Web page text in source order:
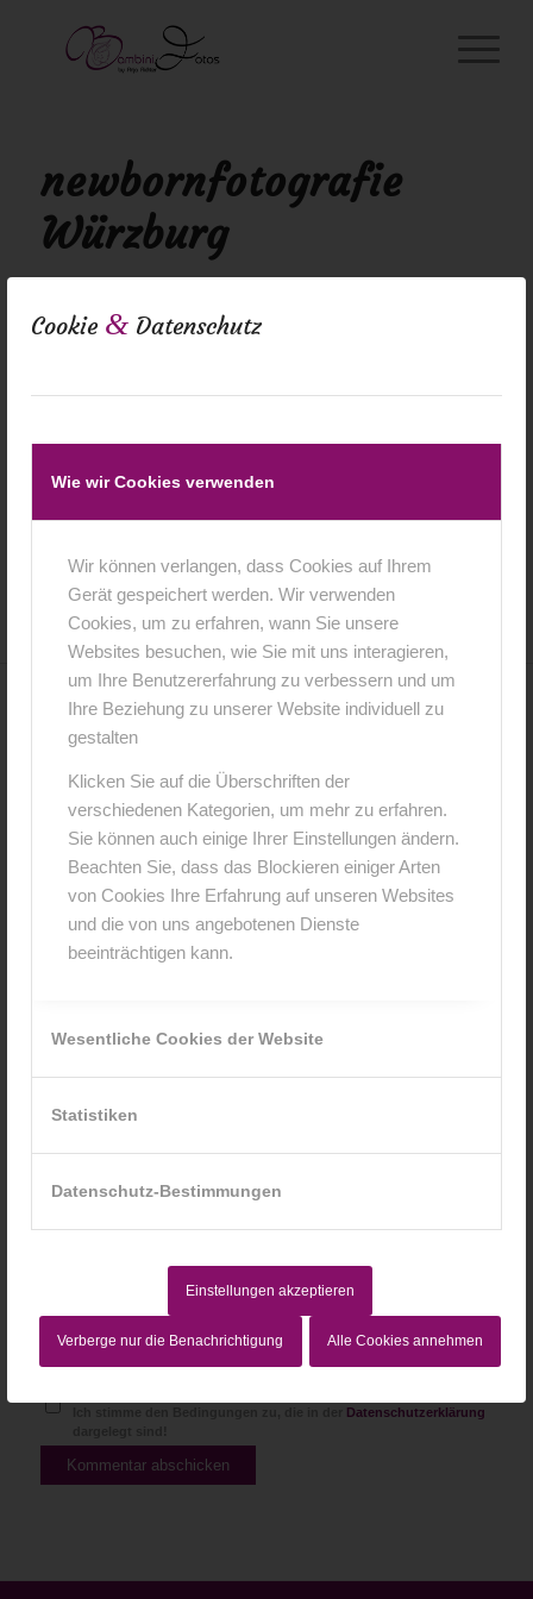
Cookie & Datenschutz
Wie wir Cookies verwenden
Wir können verlangen, dass Cookies auf Ihrem
Gerät gespeichert werden. Wir verwenden
Cookies, um zu erfahren, wann Sie unsere
Websites besuchen, wie Sie mit uns interagieren,
um Ihre Benutzererfahrung zu verbessern und um
Ihre Beziehung zu unserer Website individuell zu
gestalten
Klicken Sie auf die Überschriften der
verschiedenen Kategorien, um mehr zu erfahren.
Sie können auch einige Ihrer Einstellungen ändern.
Beachten Sie, dass das Blockieren einiger Arten
von Cookies Ihre Erfahrung auf unseren Websites
und die von uns angebotenen Dienste
beeinträchtigen kann.
Wesentliche Cookies der Website
Statistiken
Datenschutz-Bestimmungen
Einstellungen akzeptieren
Verberge nur die Benachrichtigung Alle Cookies annehmen
newbornfotografie
Würzburg
16. Februar 2016 / 0 Kommentare / vonanja
0
KOMMENTARE
Hinterlasse einen Kommentar
An der Diskussion beteiligen?
Hinterlasse uns deinen Kommentar!
Datenschutzerklärung